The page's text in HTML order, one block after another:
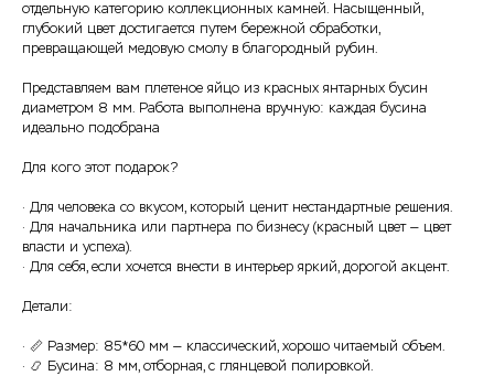
отдельную категорию коллекционных камней. Насыщенный,
глубокий цвет достигается путем бережной обработки,
превращающей медовую смолу в благородный рубин.
Представляем вам плетеное яйцо из красных янтарных бусин
диаметром 8 мм. Работа выполнена вручную: каждая бусина
идеально подобрана
Для кого этот подарок?
· Для человека со вкусом, который ценит нестандартные решения.
· Для начальника или партнера по бизнесу (красный цвет — цвет
власти и успеха).
· Для себя, если хочется внести в интерьер яркий, дорогой акцент.
Детали:
· 📏 Размер: 85*60 мм — классический, хорошо читаемый объем.
· 📿 Бусина: 8 мм, отборная, с глянцевой полировкой.